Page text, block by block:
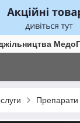
Препарати